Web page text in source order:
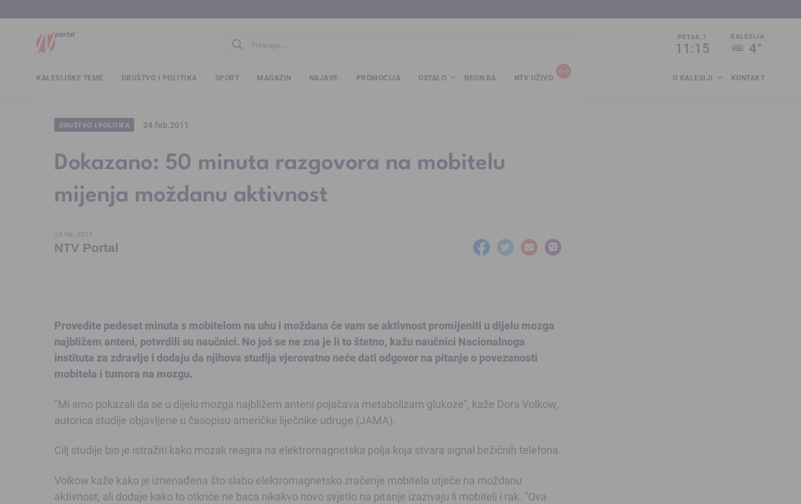
PETAK,7
11:15
KALESIJA
4°
KALESIJSKE TEME DRUŠTVO I POLITIKA SPORT MAGAZIN NAJAVE PROMOCIJA OSTALO NEON.BA NTV UŽIVO O KALESIJI KONTAKT
DRUŠTVO I POLITIKA 24.feb.2011
Dokazano: 50 minuta razgovora na mobitelu
mijenja moždanu aktivnost
24.feb.2011
NTV Portal
Provedite pedeset minuta s mobitelom na uhu i moždana će vam se aktivnost promijeniti u dijelu mozga
najbližem anteni, potvrdili su naučnici. No još se ne zna je li to štetno, kažu naučnici Nacionalnoga
instituta za zdravlje i dodaju da njihova studija vjerovatno neće dati odgovor na pitanje o povezanosti
mobitela i tumora na mozgu.
“Mi smo pokazali da se u dijelu mozga najbližem anteni pojačava metabolizam glukoze”, kaže Dora Volkow,
autorica studije objavljene u časopisu američke liječnike udruge (JAMA).
Cilj studije bio je istražiti kako mozak reagira na elektromagnetska polja koja stvara signal bežičnih telefona.
Volkow kaže kako je iznenađena što slabo elektromagnetsko zračenje mobitela utječe na moždanu
aktivnost, ali dodaje kako to otkriće ne baca nikakvo novo svjetlo na pitanje izazivaju li mobiteli i rak. “Ova